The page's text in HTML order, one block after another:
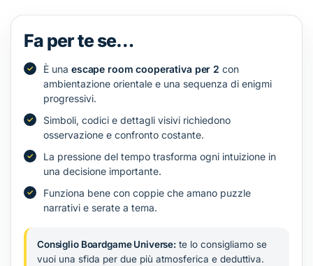
Fa per te se…
È una escape room cooperativa per 2 con
ambientazione orientale e una sequenza di enigmi
progressivi.
Simboli, codici e dettagli visivi richiedono
osservazione e confronto costante.
La pressione del tempo trasforma ogni intuizione in
una decisione importante.
Funziona bene con coppie che amano puzzle
narrativi e serate a tema.
Consiglio Boardgame Universe: te lo consigliamo se
vuoi una sfida per due più atmosferica e deduttiva.